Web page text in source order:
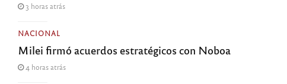
3 horas atrás
NACIONAL
Milei firmó acuerdos estratégicos con Noboa
4 horas atrás